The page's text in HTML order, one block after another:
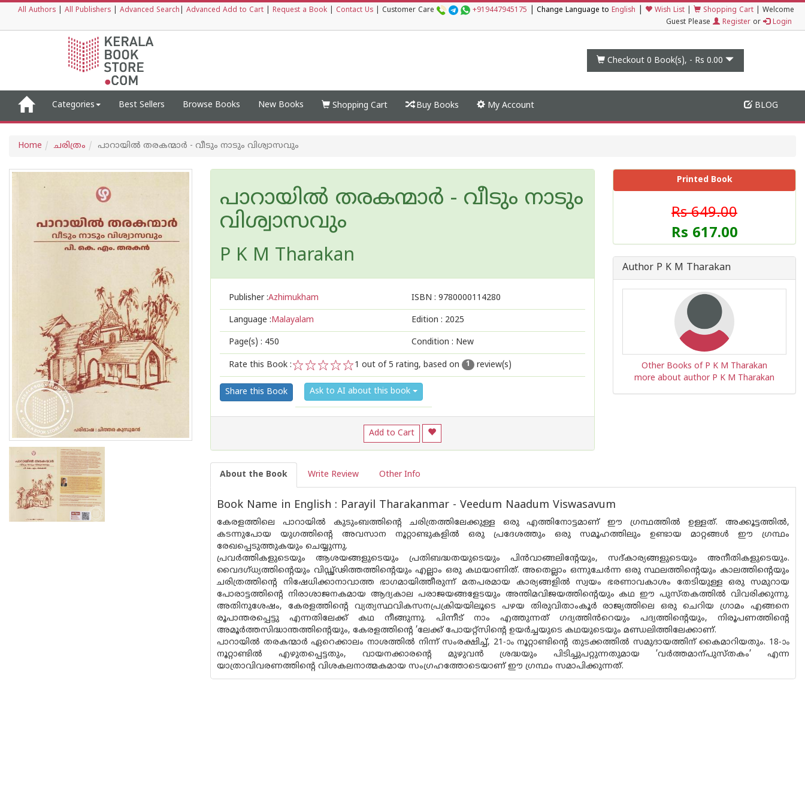
All Authors All Publishers Advanced Search Advanced Add to Cart Request a Book Contact Us Customer Care +919447945175 Change Language to English Wish List Shopping Cart
Welcome
Guest Please
Register or Login
Checkout 0 Book(s), - Rs 0.00
Categories Best Sellers Browse Books New Books Shopping Cart Buy Books My Account BLOG
Home ചരിത്രം പാറായിൽ തരകന്മാർ - വീടും നാടും വിശ്വാസവും
പാറായിൽ തരകന്മാർ - വീടും നാടും
വിശ്വാസവും
P K M Tharakan
Publisher :Azhimukham ISBN : 9780000114280
Language :Malayalam Edition : 2025
Page(s) : 450 Condition : New
Rate this Book :
5
4
3
2
1
1 out of 5 rating, based on 1 review(s)
Share this Book Ask to AI about this book
Add to Cart
Printed Book
Rs 649.00
Rs 617.00
Author P K M Tharakan
Other Books of P K M Tharakan
more about author P K M Tharakan
About the Book Write Review Other Info
Book Name in English : Parayil Tharakanmar - Veedum Naadum Viswasavum
കേരളത്തിലെ പാറായിൽ കുടുംബത്തിൻ്റെ ചരിത്രത്തിലേക്കുള്ള ഒരു എത്തിനോട്ടമാണ് ഈ ഗ്രന്ഥത്തിൽ ഉള്ളത്. അക്കൂട്ടത്തിൽ,
കടന്നുപോയ യുഗത്തിൻ്റെ അവസാന നൂറ്റാണ്ടുകളിൽ ഒരു പ്രദേശത്തും ഒരു സമൂഹത്തിലും ഉണ്ടായ മാറ്റങ്ങൾ ഈ ഗ്രന്ഥം
രേഖപ്പെടുത്തുകയും ചെയ്യുന്നു.
പ്രവർത്തികളുടെയും ആശയങ്ങളുടെയും പ്രതിബദ്ധതയുടെയും പിൻവാങ്ങലിന്റേയും, സദ്‌കാര്യങ്ങളുടെയും അനീതികളുടെയും.
വൈദഗ്‌ധ്യത്തിൻ്റെയും വിഡ്ഢ്‌ഢിത്തത്തിൻ്റെയും എല്ലാം ഒരു കഥയാണിത്. അതെല്ലാം ഒന്നുചേർന്ന ഒരു സ്ഥലത്തിൻ്റെയും കാലത്തിൻ്റെയും
ചരിത്രത്തിൻ്റെ നിഷേധിക്കാനാവാത്ത ഭാഗമായിത്തീരുന്ന് മതപരമായ കാര്യങ്ങളിൽ സ്വയം ഭരണാവകാശം തേടിയുള്ള ഒരു സമുറായ
പോരാട്ടത്തിൻ്റെ നിരാശാജനകമായ ആദ്യകാല പരാജയങ്ങളേടയും അന്തിമവിജയത്തിൻ്റെയും കഥ ഈ പുസ്‌തകത്തിൽ വിവരിക്കുന്നു.
അതിനുശേഷം, കേരളത്തിൻ്റെ വ്യത്യസ്ഥവികസനപ്രക്രിയയിലൂടെ പഴയ തിരുവിതാംകൂർ രാജ്യത്തിലെ ഒരു ചെറിയ ഗ്രാമം എങ്ങനെ
രൂപാന്തരപ്പെട്ടു എന്നതിലേക്ക് കഥ നീങ്ങുന്നു. പിന്നീട് നാം എത്തുന്നത് ഗദ്യത്തിൻറെയും പദ്യത്തിന്റെയും, നിരൂപണത്തിൻ്റെ
അമൂർത്തസിദ്ധാന്തത്തിൻ്റെയും, കേരളത്തിന്റെ ’ലേക്ക് പോയറ്റ്സിൻ്റെ ഉയർച്ചയുടെ കഥയുടെയും മണ്ഡലിത്തിലേക്കാണ്.
പാറായിൽ തരകന്മാർ ഏറെക്കാലം നാശത്തിൽ നിന്ന് സംരക്ഷിച്ച്, 21-ാം നൂറ്റാണ്ടിൻ്റെ തുടക്കത്തിൽ സമുദായത്തിന് കൈമാറിയതും. 18-ാം
നൂറ്റാണ്ടിൽ എഴുതപ്പെട്ടതും, വായനക്കാരൻ്റെ മുഴുവൻ ശ്രദ്ധയും പിടിച്ചുപറ്റുന്നതുമായ ’വർത്തമാന്പുസ്‌തകം’ എന്ന
യാത്രാവിവരണത്തിൻ്റെ വിശകലനാത്മകമായ സംഗ്രഹത്തോടെയാണ് ഈ ഗ്രന്ഥം സമാപിക്കുന്നത്.